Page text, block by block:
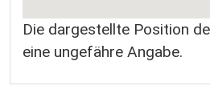
Die dargestellte Position
eine ungefähre Angabe.